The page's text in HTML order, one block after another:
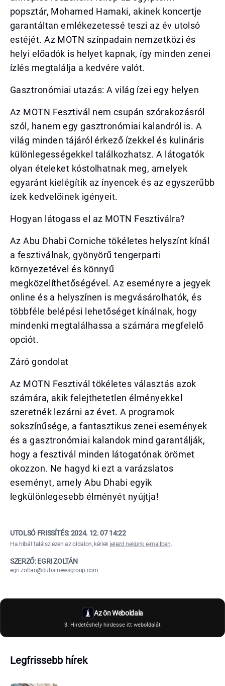
popsztár, Mohamed Hamaki, akinek koncertje
garantáltan emlékezetessé teszi az év utolsó
estéjét. Az MOTN színpadain nemzetközi és
helyi előadók is helyet kapnak, így minden zenei
ízlés megtalálja a kedvére valót.
Gasztronómiai utazás: A világ ízei egy helyen
Az MOTN Fesztivál nem csupán szórakozásról
szól, hanem egy gasztronómiai kalandról is. A
világ minden tájáról érkező ízekkel és kulináris
különlegességekkel találkozhatsz. A látogatók
olyan ételeket kóstolhatnak meg, amelyek
egyaránt kielégítik az ínyencek és az egyszerűbb
ízek kedvelőinek igényeit.
Hogyan látogass el az MOTN Fesztiválra?
Az Abu Dhabi Corniche tökéletes helyszínt kínál
a fesztiválnak, gyönyörű tengerparti
környezetével és könnyű
megközelíthetőségével. Az eseményre a jegyek
online és a helyszínen is megvásárolhatók, és
többféle belépési lehetőséget kínálnak, hogy
mindenki megtalálhassa a számára megfelelő
opciót.
Záró gondolat
Az MOTN Fesztivál tökéletes választás azok
számára, akik felejthetetlen élményekkel
szeretnék lezárni az évet. A programok
sokszínűsége, a fantasztikus zenei események
és a gasztronómiai kalandok mind garantálják,
hogy a fesztivál minden látogatónak örömet
okozzon. Ne hagyd ki ezt a varázslatos
eseményt, amely Abu Dhabi egyik
legkülönlegesebb élményét nyújtja!
UTOLSÓ FRISSÍTÉS:2024. 12. 07 14:22
Ha hibát találsz ezen az oldalon, kérlek jelezd nekünk e-mailben.
SZERZŐ: EGRI ZOLTÁN
egri.zoltan@dubainewsgroup.com
Az ön Weboldala
3. Hirdetéshely hirdesse itt weboldalát
Legfrissebb hírek